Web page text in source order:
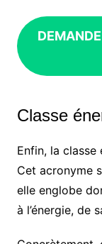
Classe
Enfin, la
Cet acronyme
elle englobe
à l’énergie, de